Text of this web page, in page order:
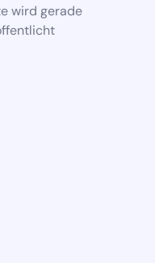
wird gerade